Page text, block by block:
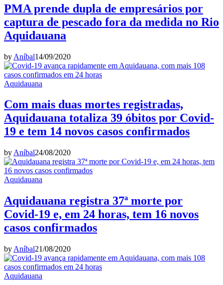
PMA prende dupla de empresários por
captura de pescado fora da medida no Rio
Aquidauana
by Aníbal14/09/2020
Aquidauana
Com mais duas mortes registradas,
Aquidauana totaliza 39 óbitos por Covid-
19 e tem 14 novos casos confirmados
by Aníbal24/08/2020
Aquidauana
Aquidauana registra 37ª morte por
Covid-19 e, em 24 horas, tem 16 novos
casos confirmados
by Aníbal21/08/2020
Aquidauana